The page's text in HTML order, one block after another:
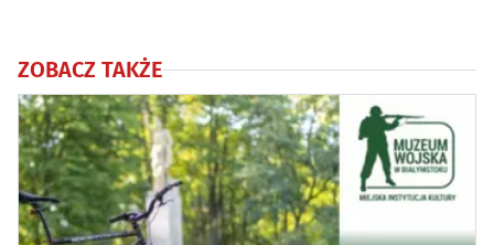
ZOBACZ TAKŻE